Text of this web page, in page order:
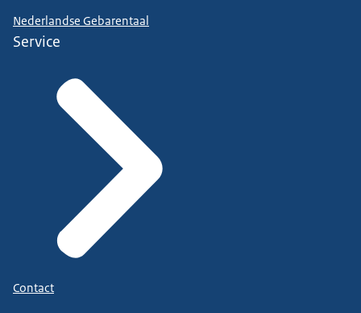
Nederlandse Gebarentaal
Service
Contact